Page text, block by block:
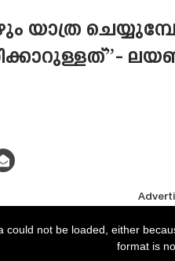
യാത്ര
could not be loaded, either
format is